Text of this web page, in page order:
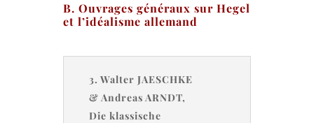
B. Ouvrages généraux sur Hegel
et l’idéalisme allemand
3. Walter JAESCHKE
& Andreas ARNDT,
Die klassische